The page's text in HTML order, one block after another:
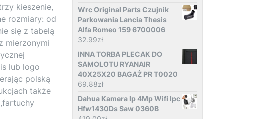
kieszenie,
rozmiary: od
się z tabelą
mierzonymi
lub logo
polską
także
Wrc Original Parts Czujnik
Parkowania Lancia Thesis
Alfa Romeo 159 6700006
32.99zł
INNA TORBA PLECAK DO
SAMOLOTU RYANAIR
40X25X20 BAGAŻ PR T0020
69.88zł
Dahua Kamera Ip 4Mp Wifi Ipc
Hfw1430Ds Saw 0360B